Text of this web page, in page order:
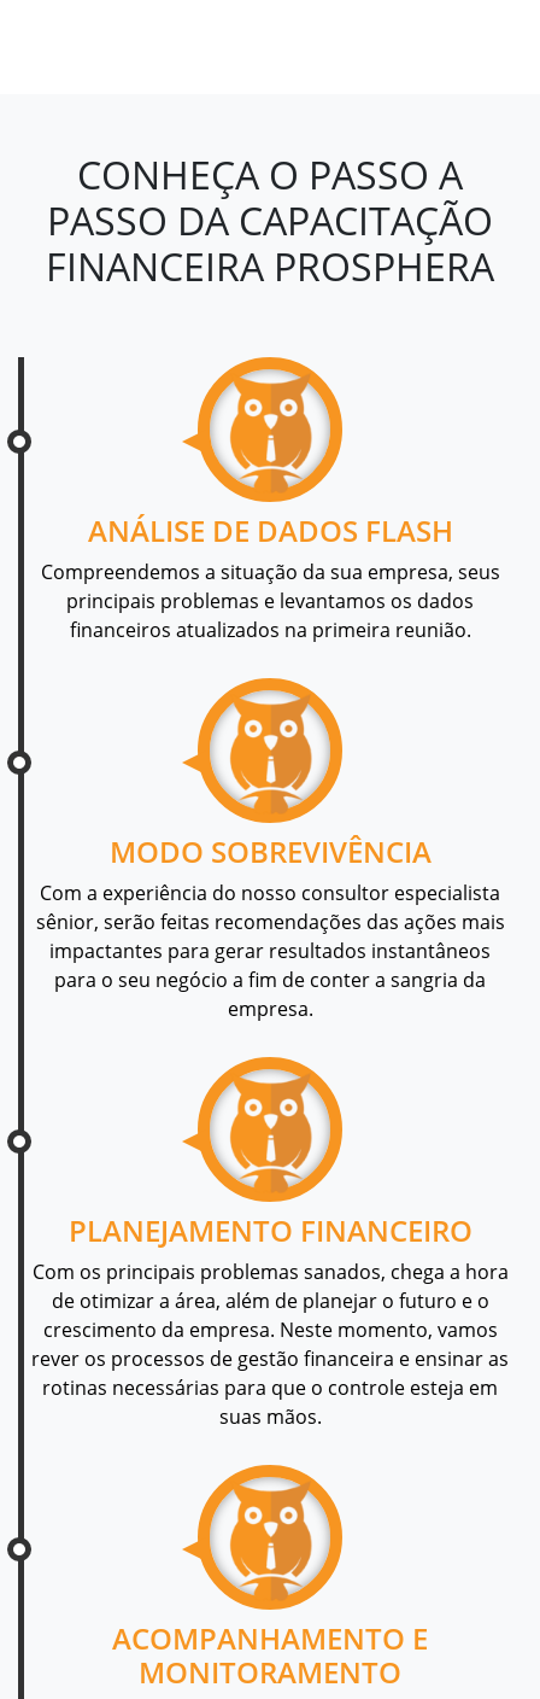
CONHEÇA O PASSO A
PASSO DA CAPACITAÇÃO
FINANCEIRA PROSPHERA
ANÁLISE DE DADOS FLASH
Compreendemos a situação da sua empresa, seus
principais problemas e levantamos os dados
financeiros atualizados na primeira reunião.
MODO SOBREVIVÊNCIA
Com a experiência do nosso consultor especialista
sênior, serão feitas recomendações das ações mais
impactantes para gerar resultados instantâneos
para o seu negócio a fim de conter a sangria da
empresa.
PLANEJAMENTO FINANCEIRO
Com os principais problemas sanados, chega a hora
de otimizar a área, além de planejar o futuro e o
crescimento da empresa. Neste momento, vamos
rever os processos de gestão financeira e ensinar as
rotinas necessárias para que o controle esteja em
suas mãos.
ACOMPANHAMENTO E
MONITORAMENTO